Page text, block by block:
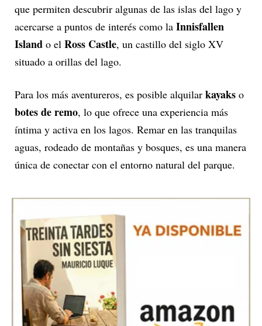
que permiten descubrir algunas de las islas del lago y
acercarse a puntos de interés como la Innisfallen
Island o el Ross Castle, un castillo del siglo XV
situado a orillas del lago.
Para los más aventureros, es posible alquilar kayaks o
botes de remo, lo que ofrece una experiencia más
íntima y activa en los lagos. Remar en las tranquilas
aguas, rodeado de montañas y bosques, es una manera
única de conectar con el entorno natural del parque.